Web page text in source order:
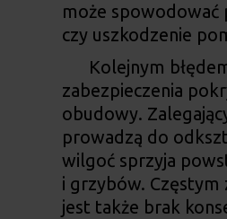
może spowodować
czy uszkodzenie
Kolejnym
zabezpieczenia
obudowy.
prowadzą do
wilgoć sprzyja
i grzybów. Częstym
jest także brak